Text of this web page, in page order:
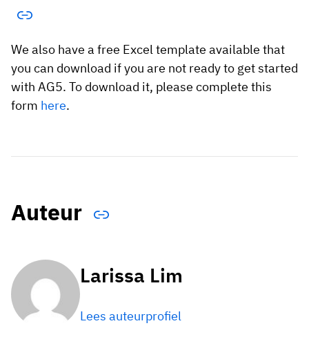
We also have a free Excel template available that
you can download if you are not ready to get started
with AG5. To download it, please complete this
form here.
Auteur
Larissa Lim
Lees auteurprofiel